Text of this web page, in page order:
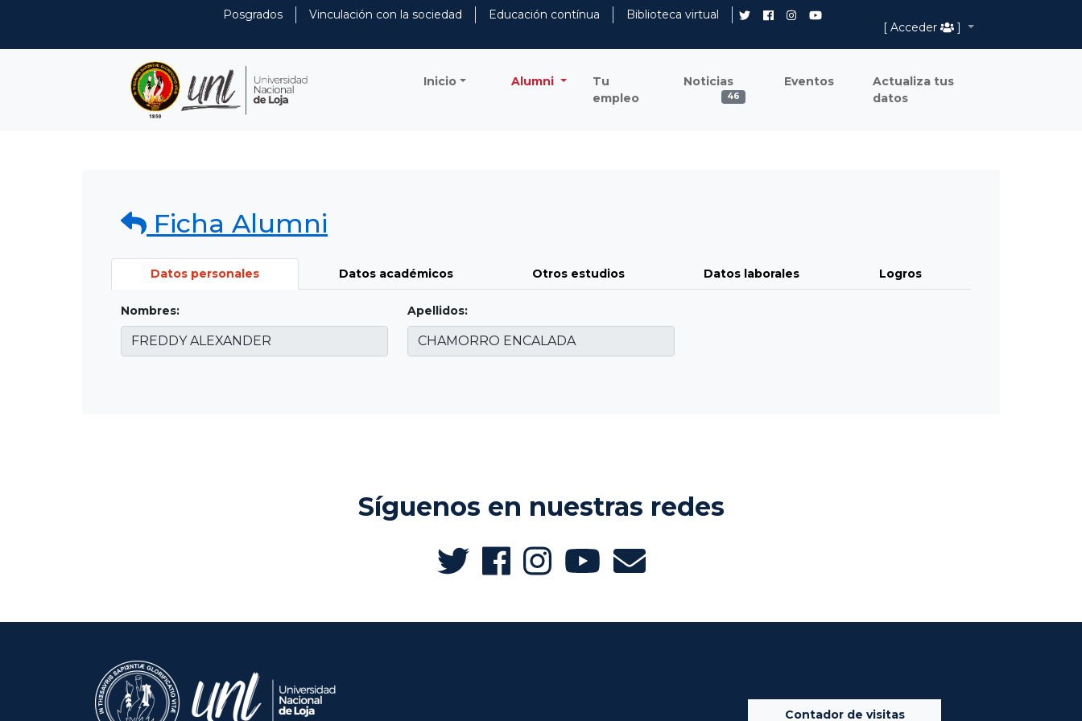
Posgrados Vinculación con la sociedad Educación contínua
Biblioteca virtual
[ Acceder
]
Inicio Alumni
Tu
empleo
Noticias
46
Eventos
Actualiza tus
datos
Ficha Alumni
Datos personales Datos académicos Otros estudios Datos laborales Logros
Nombres: Apellidos:
Síguenos en nuestras redes
Contador de visitas